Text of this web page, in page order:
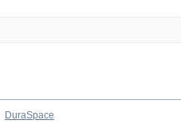
DuraSpace